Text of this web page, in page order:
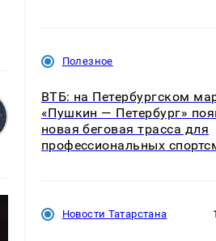
Полезное
ВТБ: на Петербургском
«Пушкин — Петербург»
новая беговая трасса для
профессиональных
Новости Татарстана